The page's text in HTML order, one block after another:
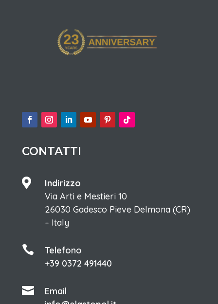
CONTATTI

Indirizzo
Via Arti e Mestieri 10
26030 Gadesco Pieve Delmona (CR)
– Italy

Telefono
+39 0372 491440

Email